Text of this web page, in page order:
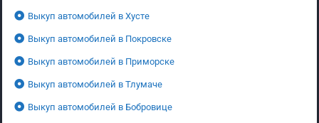
Выкуп автомобилей в Хусте
Выкуп автомобилей в Покровске
Выкуп автомобилей в Приморске
Выкуп автомобилей в Тлумаче
Выкуп автомобилей в Бобровице